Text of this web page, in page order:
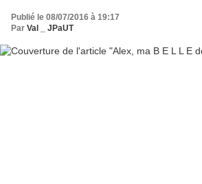
Publié le 08/07/2016 à 19:17
Par Val _ JPaUT